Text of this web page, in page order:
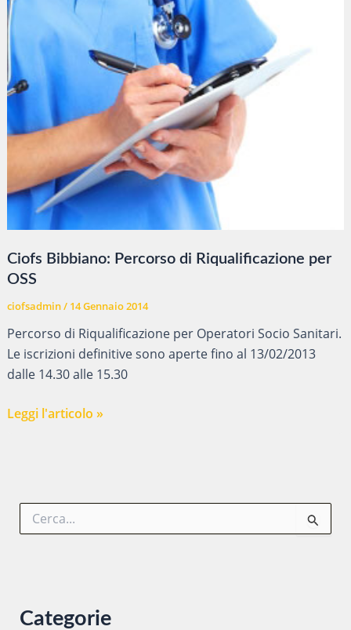
Ciofs Bibbiano: Percorso di Riqualificazione per
OSS
ciofsadmin/ 14 Gennaio 2014
Percorso di Riqualificazione per Operatori Socio Sanitari.
Le iscrizioni definitive sono aperte fino al 13/02/2013
dalle 14.30 alle 15.30
Ciofs
OSS
Leggi l'articolo »
C
Categorie